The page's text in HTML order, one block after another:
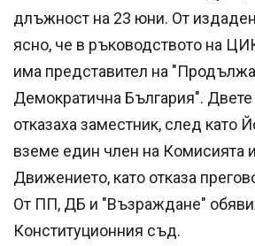
длъжност на 23 юни. От
ясно, че в ръководството на
има представител на
Демократична България".
отказаха заместник, след като
вземе един член на Комисията
Движението, като отказа
От ПП, ДБ и "Възраждане"
Конституционния съд.